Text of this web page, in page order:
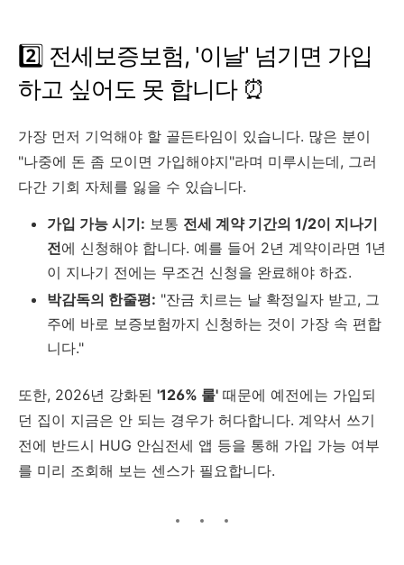
2️⃣ 전세보증보험, '이날' 넘기면 가입
하고 싶어도 못 합니다 ⏰
가장 먼저 기억해야 할 골든타임이 있습니다. 많은 분이
"나중에 돈 좀 모이면 가입해야지"라며 미루시는데, 그러
다간 기회 자체를 잃을 수 있습니다.
가입 가능 시기: 보통 전세 계약 기간의 1/2이 지나기
전에 신청해야 합니다. 예를 들어 2년 계약이라면 1년
이 지나기 전에는 무조건 신청을 완료해야 하죠.
박감독의 한줄평: "잔금 치르는 날 확정일자 받고, 그
주에 바로 보증보험까지 신청하는 것이 가장 속 편합
니다."
또한, 2026년 강화된 '126% 룰' 때문에 예전에는 가입되
던 집이 지금은 안 되는 경우가 허다합니다. 계약서 쓰기
전에 반드시 HUG 안심전세 앱 등을 통해 가입 가능 여부
를 미리 조회해 보는 센스가 필요합니다.